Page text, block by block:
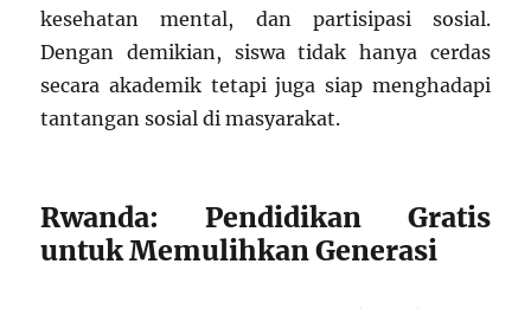
kesehatan mental, dan partisipasi sosial.
Dengan demikian, siswa tidak hanya cerdas
secara akademik tetapi juga siap menghadapi
tantangan sosial di masyarakat.
Rwanda: Pendidikan Gratis
untuk Memulihkan Generasi